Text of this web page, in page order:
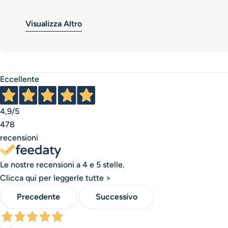
l’origine di tutto
Dietro ogni flacone, ogni gel, ogni trattamento, c’è
tutela la qualità del prodotto finale.
Una storia che continua ogni giorno, dentro i nostri
Visualizza Altro
Eccellente
4,9/5
478
recensioni
Le nostre recensioni a 4 e 5 stelle.
Clicca qui per leggerle tutte >
Precedente
Successivo